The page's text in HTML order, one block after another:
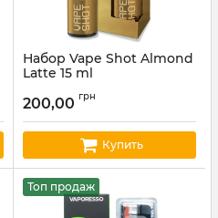
Набор Vape Shot Almond
Latte 15 ml
200,00 грн
Купить
Топ продаж